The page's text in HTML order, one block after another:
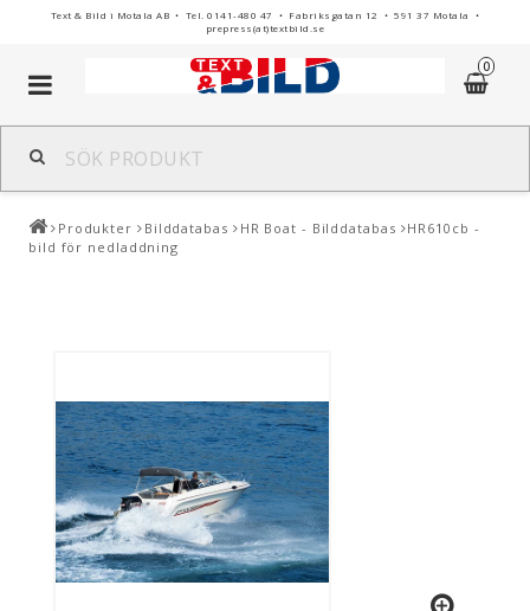
Text & Bild i Motala AB • Tel. 0141-480 47 • Fabriksgatan 12 • 591 37 Motala •
prepress(at)textbild.se
0
Toggle
navigation
Produkter Bilddatabas HR Boat - Bilddatabas
HR610cb -
bild för nedladdning